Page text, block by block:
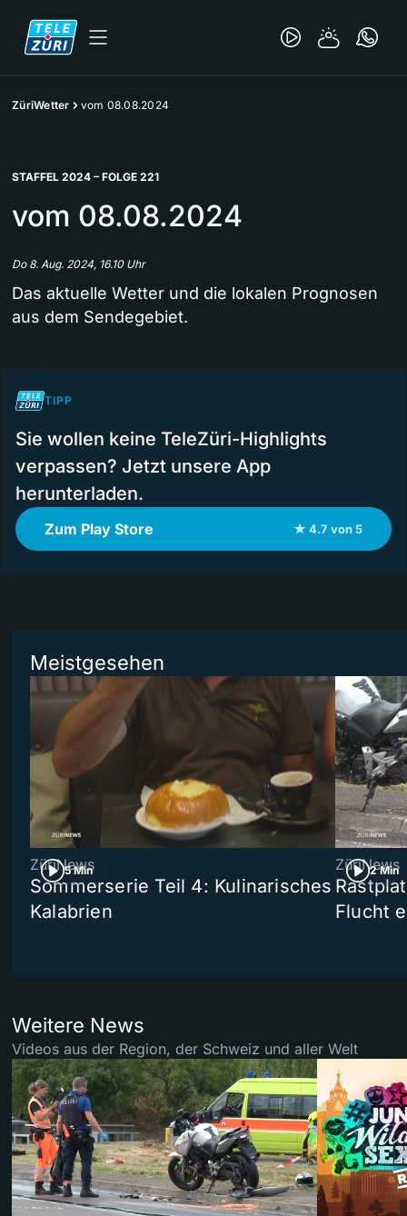
ZüriWetter vom 08.08.2024
STAFFEL 2024 – FOLGE 221
vom 08.08.2024
Do 8. Aug. 2024, 16.10 Uhr
Das aktuelle Wetter und die lokalen Prognosen
aus dem Sendegebiet.
TIPP
Sie wollen keine TeleZüri-Highlights
verpassen? Jetzt unsere App
herunterladen.
Zum Play Store ★ 4.7 von 5
Meistgesehen
5 Min
ZüriNews
Sommerserie Teil 4: Kulinarisches
Kalabrien
2 Min
ZüriNews
Flucht
Weitere News
Videos aus der Region, der Schweiz und aller Welt